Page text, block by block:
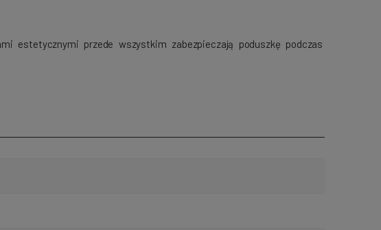
estetycznymi przede wszystkim zabezpieczają poduszkę podczas